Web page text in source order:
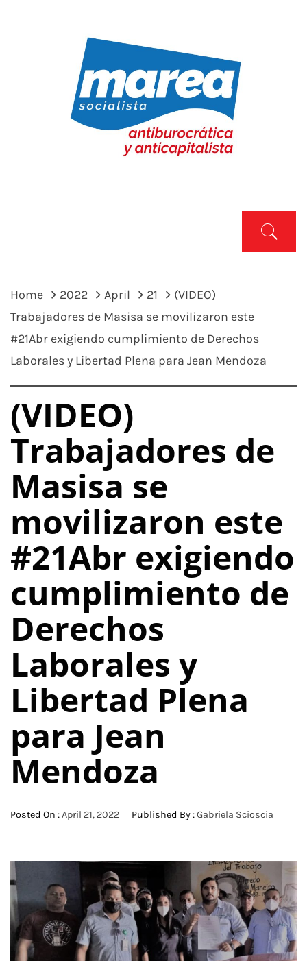
MAREA SOCIALISTA
Home 2022 April 21
(VIDEO)
Trabajadores de Masisa se movilizaron este
#21Abr exigiendo cumplimiento de Derechos
Laborales y Libertad Plena para Jean Mendoza
(VIDEO)
Trabajadores de
Masisa se
movilizaron este
#21Abr exigiendo
cumplimiento de
Derechos
Laborales y
Libertad Plena
para Jean
Mendoza
Posted On :April 21, 2022 Published By :Gabriela Scioscia